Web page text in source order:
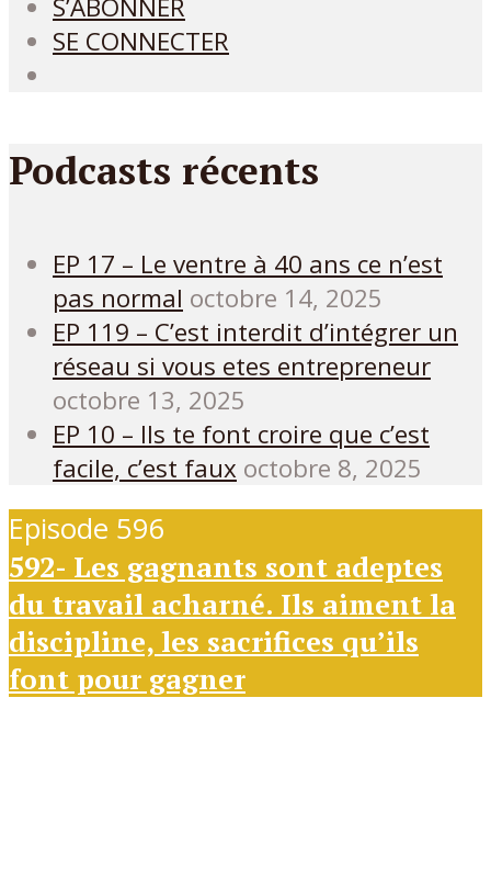
S’ABONNER
SE CONNECTER
Podcasts récents
EP 17 – Le ventre à 40 ans ce n’est
pas normal octobre 14, 2025
EP 119 – C’est interdit d’intégrer un
réseau si vous etes entrepreneur
octobre 13, 2025
EP 10 – Ils te font croire que c’est
facile, c’est faux octobre 8, 2025
Episode 596
592- Les gagnants sont adeptes
du travail acharné. Ils aiment la
discipline, les sacrifices qu’ils
font pour gagner